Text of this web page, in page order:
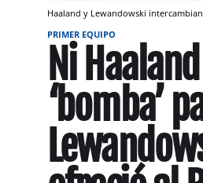
Haaland y Lewandowski
PRIMER EQUIPO
Ni
‘bomba’